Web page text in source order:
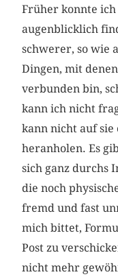
Früher konnte
augenblicklich
schwerer, so wie
Dingen, mit
verbunden bin,
kann ich nicht
kann nicht auf
heranholen. Es
sich ganz durchs
die noch
fremd und fast
mich bittet,
Post zu
nicht mehr